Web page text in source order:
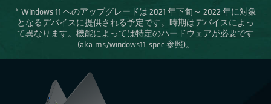
* Windows 11 へのアップグレードは 2021 年下旬～ 2022 年に対象
となるデバイスに提供される予定です。時期はデバイスによっ
て異なります。機能によっては特定のハードウェアが必要です
(aka.ms/windows11-spec 参照)。